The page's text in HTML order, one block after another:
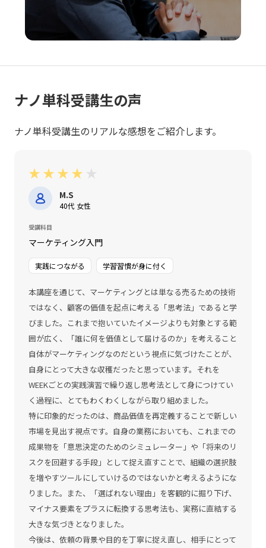
レッドオーシャンの荒波を乗り越えるための確固たる手法
を確立することが今後の成功に直結すると言えるでしょ
ナノ単科受講生の声
ナノ単科受講生のリアルな感想をご紹介します。
★ ★ ★ ★
M.S
40代 女性
受講科目
マーケティング入門
実践につながる 学習習慣が身に付く
本講座を通じて、マーケティングとは単なる売るための技術
ではなく、顧客の価値を起点に考える「思考法」であると学
びました。これまで抱いていたイメージよりも対象とする範
囲が広く、「誰に何を価値として届けるのか」を考えること
自体がマーケティングなのだという視点に気づけたことが、
自身にとって大きな収穫だったと思っています。それを
WEEKごとの実践演習で繰り返し思考法として身につけてい
く過程に、とてもわくわくしながら取り組めました。
特に印象的だったのは、商品価値を再定義することで新しい
市場を見出す視点です。自身の業務においても、これまでの
成果物を「意思決定のためのシミュレーター」や「将来のリ
スクを回避する手段」として捉え直すことで、組織の選択肢
を増やすツールにしていけるのではないかと考えるようにな
りました。また、「選ばれない理由」を客観的に掘り下げ、
マイナス要素をプラスに転換する思考法も、実務に直結する
大きな気づきとなりました。
今後は、依頼の背景や目的を丁寧に捉え直し、相手にとって